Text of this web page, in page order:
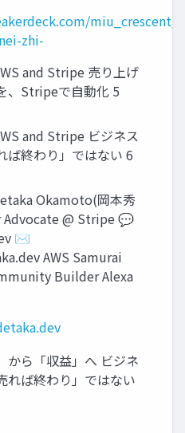
miu_crescent/
zhi-
and Stripe 売り上げ
、Stripeで自動化 5
and Stripe ビジネス
ば終わり」ではない 6
Okamoto(岡本秀
@ Stripe 💬
✉
AWS Samurai
Builder Alexa
から「収益」へ ビジネ
れば終わり」ではない